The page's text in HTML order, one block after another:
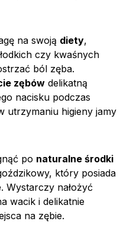
na swoją diety,
czy kwaśnych
ból zęba.
zębów delikatną
nacisku podczas
utrzymaniu higieny jamy
po naturalne środki
który posiada
Wystarczy nałożyć
wacik i delikatnie
na zębie.